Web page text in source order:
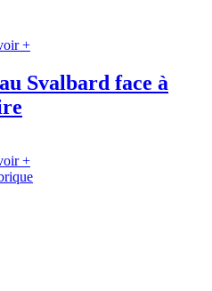
+
Svalbard face à
+